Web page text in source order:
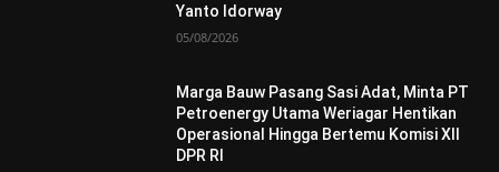
Yanto Idorway
05/08/2026
Marga Bauw Pasang Sasi Adat, Minta PT
Petroenergy Utama Weriagar Hentikan
Operasional Hingga Bertemu Komisi XII
DPR RI